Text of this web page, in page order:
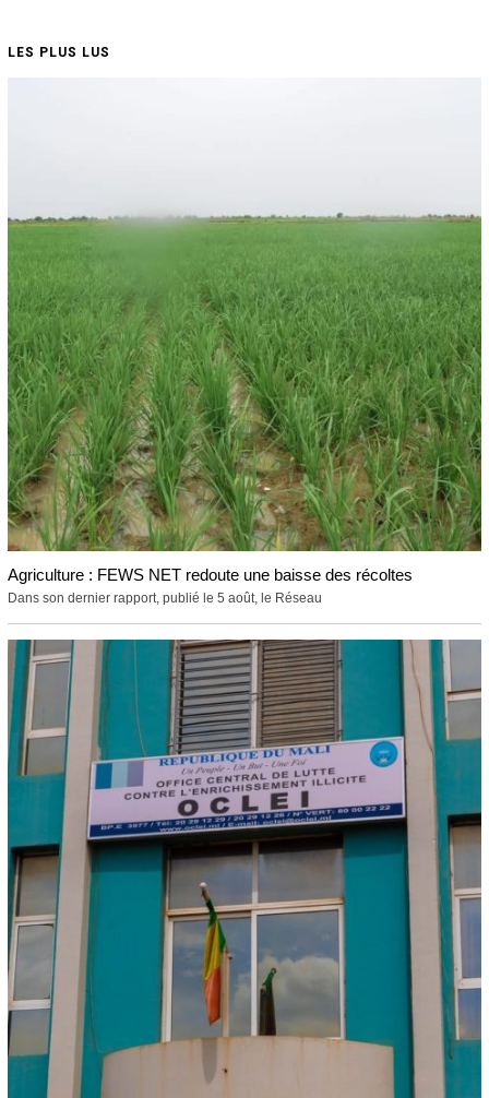
LES PLUS LUS
Agriculture : FEWS NET redoute une baisse des récoltes
Dans son dernier rapport, publié le 5 août, le Réseau